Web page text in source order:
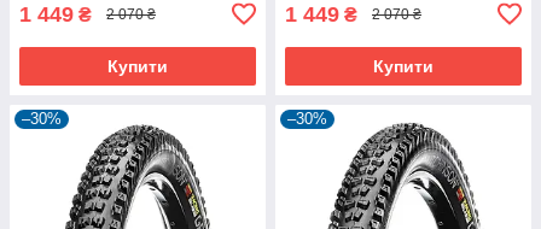
1 449 ₴ 2 070 ₴
Купити
1 449 ₴ 2 070 ₴
Купити
–30% –30%